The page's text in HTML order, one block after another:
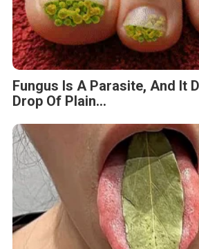
Fungus Is A Parasite, And It
Drop Of Plain...